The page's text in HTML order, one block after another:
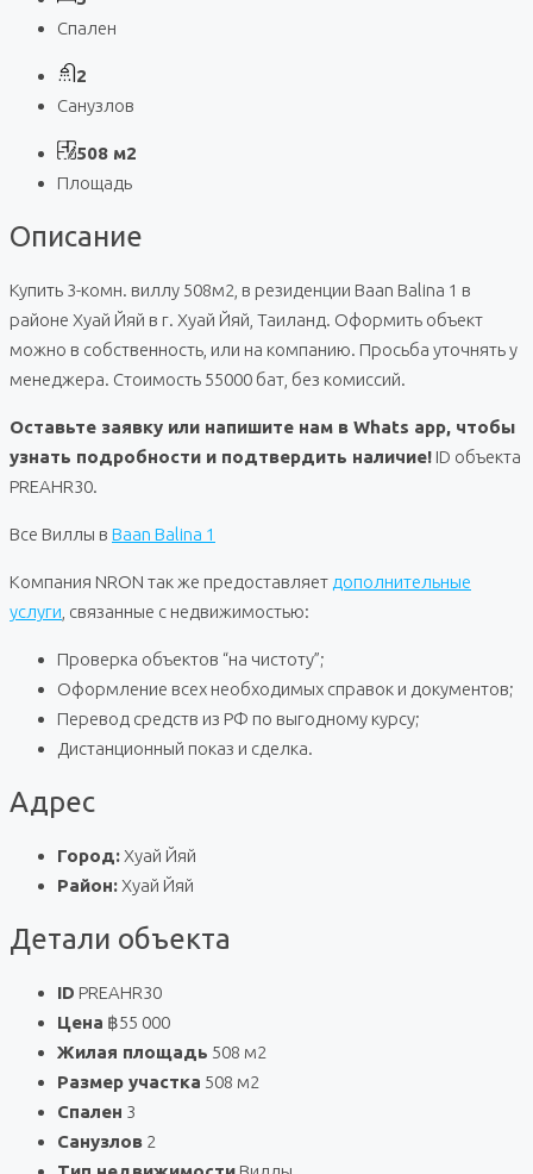
Спален
2
Санузлов
508 м2
Площадь
Описание
Купить 3-комн. виллу 508м2, в резиденции Baan Balina 1 в
районе Хуай Йяй в г. Хуай Йяй, Таиланд. Оформить объект
можно в собственность, или на компанию. Просьба уточнять у
менеджера. Стоимость 55000 бат, без комиссий.
Оставьте заявку или напишите нам в Whats app, чтобы
узнать подробности и подтвердить наличие! ID объекта
PREAHR30.
Все Виллы в Baan Balina 1
Компания NRON так же предоставляет дополнительные
услуги , связанные с недвижимостью:
Проверка объектов “на чистоту”;
Оформление всех необходимых справок и документов;
Перевод средств из РФ по выгодному курсу;
Дистанционный показ и сделка.
Адрес
Город:Хуай Йяй
Район:Хуай Йяй
Детали объекта
ID PREAHR30
Цена ฿55 000
Жилая площадь 508 м2
Размер участка 508 м2
Спален 3
Санузлов 2